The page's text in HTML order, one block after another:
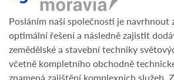
Posláním naší společnosti je navrhnout
optimální řešení a následně zajistit
zemědělské a stavební techniky
včetně kompletního obchodně